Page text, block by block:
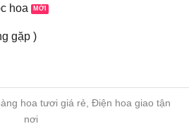
hoa
gặp )
hoa tươi giá rẻ, Điện hoa giao tận
nơi